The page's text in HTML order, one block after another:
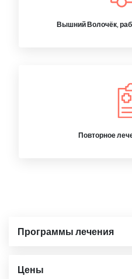
Вышний Волочёк,
Повторное
Программы лечения
Цены